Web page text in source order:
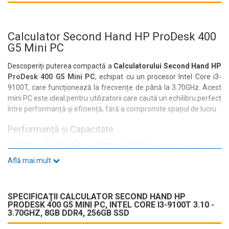
Calculator Second Hand HP ProDesk 400
G5 Mini PC
Descoperiți puterea compactă a Calculatorului Second Hand HP
ProDesk 400 G5 Mini PC, echipat cu un procesor Intel Core i3-
9100T, care funcționează la frecvențe de până la 3.70GHz. Acest
mini PC este ideal pentru utilizatorii care caută un echilibru perfect
între performanță și eficiență, fără a compromite spațiul de lucru.
Performanță și Capacitate
o experiență de utilizare rapidă și fluidă, perfectă pentru sarcini de
Conectivitate și Porturi
HP ProDesk 400 G5 vine echipat cu o gamă variată de porturi,
Află mai mult
SPECIFICAŢII CALCULATOR SECOND HAND HP
PRODESK 400 G5 MINI PC, INTEL CORE I3-9100T 3.10 -
3.70GHZ, 8GB DDR4, 256GB SSD